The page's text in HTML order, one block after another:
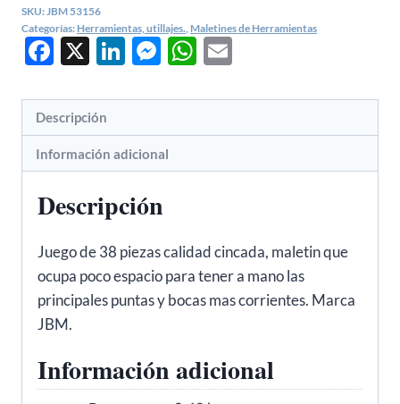
SKU: JBM 53156
Categorías: Herramientas, utillajes. Maletines de Herramientas
Facebook
X LinkedIn
Messenger
WhatsApp
Descripción
Información adicional
Descripción
Juego de 38 piezas calidad cincada, maletin que
ocupa poco espacio para tener a mano las
principales puntas y bocas mas corrientes. Marca
JBM.
Información adicional